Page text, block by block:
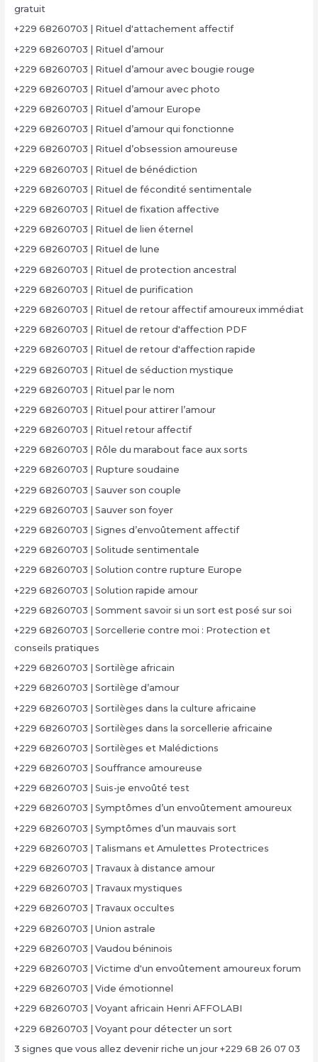
gratuit
+229 68260703 | Rituel d'attachement affectif
+229 68260703 | Rituel d’amour
+229 68260703 | Rituel d’amour avec bougie rouge
+229 68260703 | Rituel d’amour avec photo
+229 68260703 | Rituel d’amour Europe
+229 68260703 | Rituel d’amour qui fonctionne
+229 68260703 | Rituel d’obsession amoureuse
+229 68260703 | Rituel de bénédiction
+229 68260703 | Rituel de fécondité sentimentale
+229 68260703 | Rituel de fixation affective
+229 68260703 | Rituel de lien éternel
+229 68260703 | Rituel de lune
+229 68260703 | Rituel de protection ancestral
+229 68260703 | Rituel de purification
+229 68260703 | Rituel de retour affectif amoureux immédiat
+229 68260703 | Rituel de retour d'affection PDF
+229 68260703 | Rituel de retour d'affection rapide
+229 68260703 | Rituel de séduction mystique
+229 68260703 | Rituel par le nom
+229 68260703 | Rituel pour attirer l’amour
+229 68260703 | Rituel retour affectif
+229 68260703 | Rôle du marabout face aux sorts
+229 68260703 | Rupture soudaine
+229 68260703 | Sauver son couple
+229 68260703 | Sauver son foyer
+229 68260703 | Signes d’envoûtement affectif
+229 68260703 | Solitude sentimentale
+229 68260703 | Solution contre rupture Europe
+229 68260703 | Solution rapide amour
+229 68260703 | Somment savoir si un sort est posé sur soi
+229 68260703 | Sorcellerie contre moi : Protection et
conseils pratiques
+229 68260703 | Sortilège africain
+229 68260703 | Sortilège d’amour
+229 68260703 | Sortilèges dans la culture africaine
+229 68260703 | Sortilèges dans la sorcellerie africaine
+229 68260703 | Sortilèges et Malédictions
+229 68260703 | Souffrance amoureuse
+229 68260703 | Suis-je envoûté test
+229 68260703 | Symptômes d’un envoûtement amoureux
+229 68260703 | Symptômes d’un mauvais sort
+229 68260703 | Talismans et Amulettes Protectrices
+229 68260703 | Travaux à distance amour
+229 68260703 | Travaux mystiques
+229 68260703 | Travaux occultes
+229 68260703 | Union astrale
+229 68260703 | Vaudou béninois
+229 68260703 | Victime d'un envoûtement amoureux forum
+229 68260703 | Vide émotionnel
+229 68260703 | Voyant africain Henri AFFOLABI
+229 68260703 | Voyant pour détecter un sort
3 signes que vous allez devenir riche un jour +229 68 26 07 03